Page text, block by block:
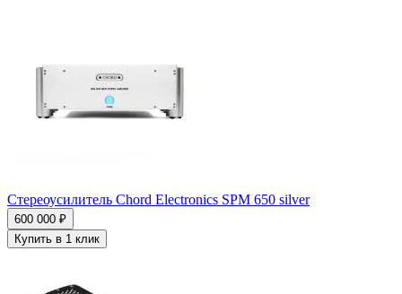
Стереоусилитель Chord Electronics SPM 650 silver
600 000 ₽
Купить в 1 клик